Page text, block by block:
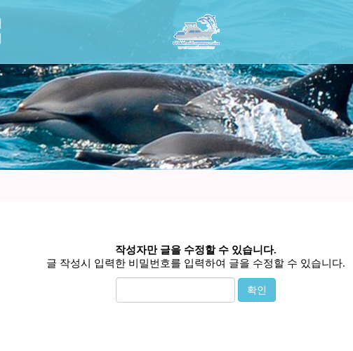
작성자만 글을 수정할 수 있습니다.
글 작성시 입력한 비밀번호를 입력하여 글을 수정할 수 있습니다.